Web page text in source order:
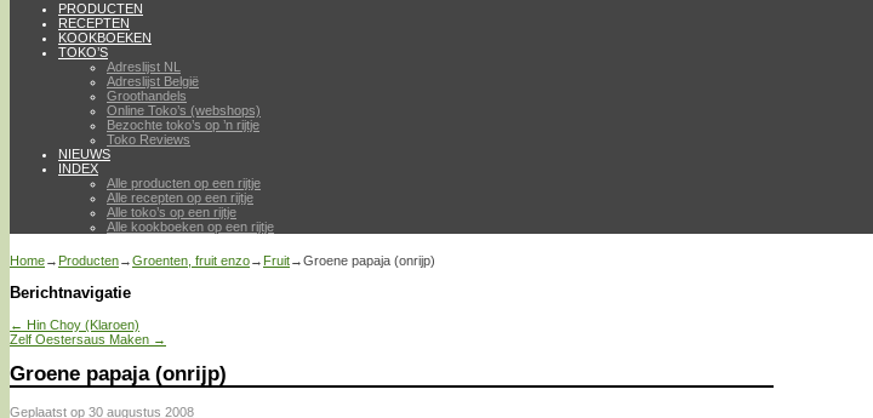
PRODUCTEN
RECEPTEN
KOOKBOEKEN
TOKO’S
Adreslijst NL
Adreslijst België
Groothandels
Online Toko’s (webshops)
Bezochte toko’s op ’n rijtje
Toko Reviews
NIEUWS
INDEX
Alle producten op een rijtje
Alle recepten op een rijtje
Alle toko’s op een rijtje
Alle kookboeken op een rijtje
Home→ Producten→Groenten, fruit enzo→ Fruit→Groene papaja (onrijp)
Berichtnavigatie
← Hin Choy (Klaroen)
Zelf Oestersaus Maken →
Groene papaja (onrijp)
Geplaatst op 30 augustus 2008